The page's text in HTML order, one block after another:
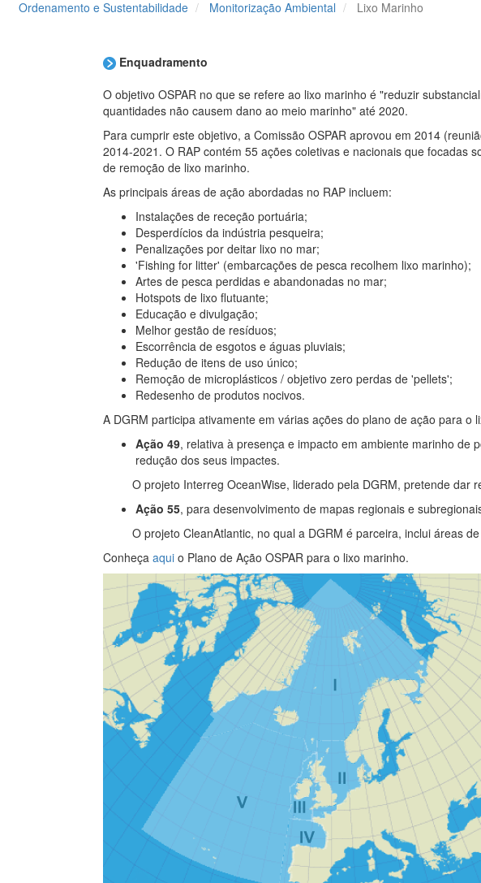
Ordenamento e Sustentabilidade Monitorização Ambiental Lixo Marinho
Enquadramento
O objetivo OSPAR no que se refere ao lixo marinho é "reduzir
quantidades não causem dano ao meio marinho" até 2020.
Para cumprir este objetivo, a Comissão OSPAR aprovou em 2014
2014-2021. O RAP contém 55 ações coletivas e nacionais que focadas
de remoção de lixo marinho.
As principais áreas de ação abordadas no RAP incluem:
Instalações de receção portuária;
Desperdícios da indústria pesqueira;
Penalizações por deitar lixo no mar;
'Fishing for litter' (embarcações de pesca recolhem lixo marinho);
Artes de pesca perdidas e abandonadas no mar;
Hotspots de lixo flutuante;
Educação e divulgação;
Melhor gestão de resíduos;
Escorrência de esgotos e águas pluviais;
Redução de itens de uso único;
Remoção de microplásticos / objetivo zero perdas de 'pellets';
Redesenho de produtos nocivos.
A DGRM participa ativamente em várias ações do plano de ação para
Ação 49, relativa à presença e impacto em ambiente marinho de
redução dos seus impactes.
O projeto Interreg OceanWise, liderado pela DGRM, pretende dar
Ação 55, para desenvolvimento de mapas regionais e
O projeto CleanAtlantic, no qual a DGRM é parceira, inclui áreas de
Conheça aqui o Plano de Ação OSPAR para o lixo marinho.